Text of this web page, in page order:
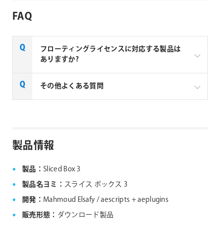
FAQ
フローティングライセンスに対応する製品は
ありますか?
一部製品でフローティングライセンスの取扱いがあり
aescripts + aeplugins社 フローティングライセン
その他よくある質問
製品情報
製品： Sliced Box 3
製品名ヨミ： スライス ボックス 3
開発： Mahmoud Elsafy / aescripts + aeplugins
販売形態： ダウンロード製品